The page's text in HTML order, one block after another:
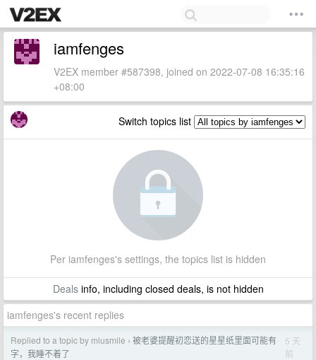
iamfenges
V2EX member #587398, joined on 2022-07-08 16:35:16
+08:00
Switch topics list
Per iamfenges's settings, the topics list is hidden
Dealsinfo, including closed deals, is not hidden
iamfenges's recent replies
Replied to a topic by miusmile › 被老婆提醒初恋送的星星纸里面可能有
字，我睡不着了
5 天
前